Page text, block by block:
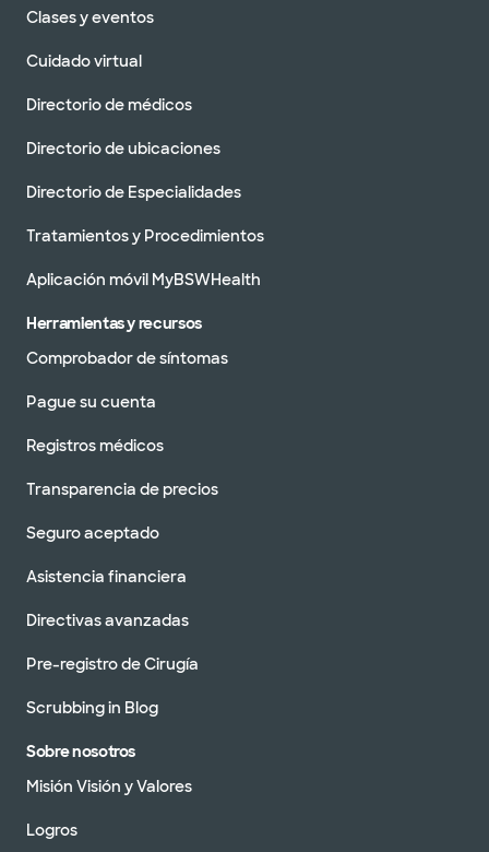
Clases y eventos
Cuidado virtual
Directorio de médicos
Directorio de ubicaciones
Directorio de Especialidades
Tratamientos y Procedimientos
Aplicación móvil MyBSWHealth
Herramientas y recursos
Comprobador de síntomas
Pague su cuenta
Registros médicos
Transparencia de precios
Seguro aceptado
Asistencia financiera
Directivas avanzadas
Pre-registro de Cirugía
Scrubbing in Blog
Sobre nosotros
Misión Visión y Valores
Logros